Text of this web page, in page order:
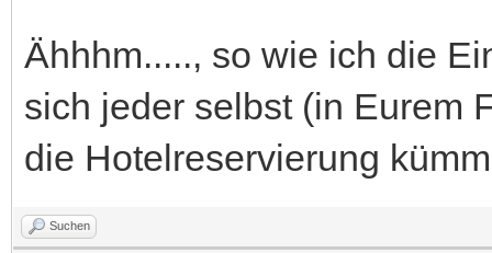
Ähhhm....., so wie ich die
sich jeder selbst (in Eurem
die Hotelreservierung
Suchen